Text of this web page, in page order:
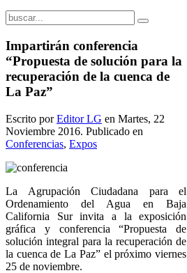
Impartirán conferencia
“Propuesta de solución para la
recuperación de la cuenca de
La Paz”
Escrito porEditor LG en Martes, 22
Noviembre 2016. Publicado en
Conferencias, Expos
La Agrupación Ciudadana para el
Ordenamiento del Agua en Baja
California Sur invita a la exposición
gráfica y conferencia “Propuesta de
solución integral para la recuperación de
la cuenca de La Paz” el próximo viernes
25 de noviembre.